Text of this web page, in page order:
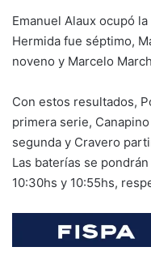
Emanuel Alaux ocupó
Hermida fue séptimo,
noveno y Marcelo
Con estos resultados,
primera serie,
segunda y Cravero
Las baterías se
10:30hs y 10:55hs,